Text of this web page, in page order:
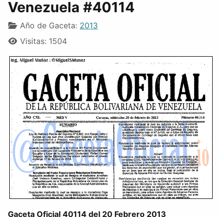
Venezuela #40114
Año de Gaceta: 2013
Visitas: 1504
Gaceta Oficial 40114 del 20 Febrero 2013